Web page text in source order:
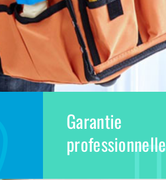
Garantie
professionnelle